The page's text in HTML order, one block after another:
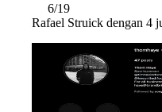
6/19
Rafael Struick dengan 4